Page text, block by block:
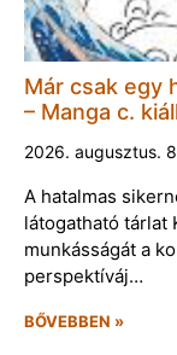
Már csak egy
– Manga c.
2026. augusztus.
A hatalmas
látogatható tárlat
munkásságát a
perspektíváj…
BŐVEBBEN »